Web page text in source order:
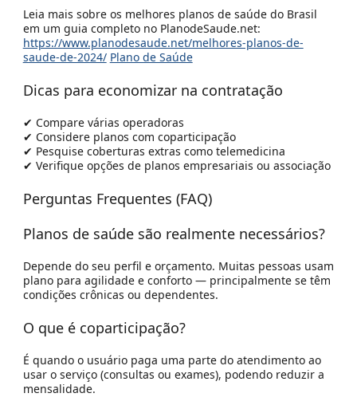
Leia mais sobre os melhores planos de saúde do Brasil
em um guia completo no PlanodeSaude.net:
https://www.planodesaude.net/melhores-planos-de-
saude-de-2024/ Plano de Saúde
Dicas para economizar na contratação
✔ Compare várias operadoras
✔ Considere planos com coparticipação
✔ Pesquise coberturas extras como telemedicina
✔ Verifique opções de planos empresariais ou associação
Perguntas Frequentes (FAQ)
Planos de saúde são realmente necessários?
Depende do seu perfil e orçamento. Muitas pessoas usam
plano para agilidade e conforto — principalmente se têm
condições crônicas ou dependentes.
O que é coparticipação?
É quando o usuário paga uma parte do atendimento ao
usar o serviço (consultas ou exames), podendo reduzir a
mensalidade.